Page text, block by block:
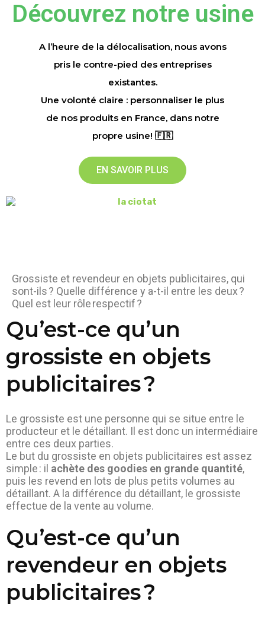
Découvrez notre usine
A l’heure de la délocalisation, nous avons
pris le contre-pied des entreprises
existantes.
Une volonté claire : personnaliser le plus
de nos produits en France, dans notre
propre usine! 🇫🇷
EN SAVOIR PLUS
Grossiste et revendeur en objets publicitaires, qui
sont-ils ? Quelle différence y a-t-il entre les deux ?
Quel est leur rôle respectif ?
Qu’est-ce qu’un
grossiste en objets
publicitaires ?
Le grossiste est une personne qui se situe entre le
producteur et le détaillant. Il est donc un intermédiaire
entre ces deux parties.
Le but du grossiste en objets publicitaires est assez
simple : il achète des goodies en grande quantité,
puis les revend en lots de plus petits volumes au
détaillant. A la différence du détaillant, le grossiste
effectue de la vente au volume.
Qu’est-ce qu’un
revendeur en objets
publicitaires ?